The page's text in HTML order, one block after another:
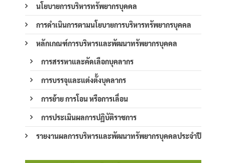
นโยบายการบริหารทรัพยากรบุคคล
การดำเนินการตามนโยบายการบริหารทรัพยากรบุคคล
หลักเกณฑ์การบริหารและพัฒนาทรัพยากรบุคคล
การสรรหาและคัดเลือกบุคลากร
การบรรจุและแต่งตั้งบุคลากร
การย้าย การโอน หรือการเลื่อน
การประเมินผลการปฏิบัติราชการ
รายงานผลการบริหารและพัฒนาทรัพยากรบุคคลประจำปี